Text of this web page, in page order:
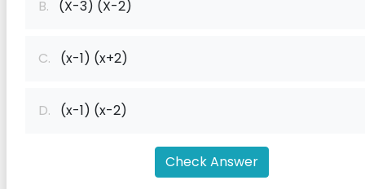
B. (X-3) (X-2)
C. (x-1) (x+2)
D. (x-1) (x-2)
Check Answer